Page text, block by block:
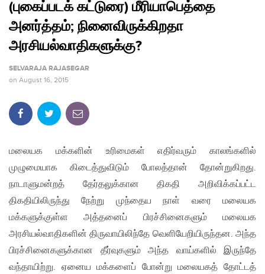
(புகைப்படக் கட்டுரை) மீரியாபெத்தை
அனர்த்தம்; நினைவிருக்கிறதா
அரசியல்வாதிகளுக்கு?
SELVARAJA RAJASEGAR
on August 16, 2015
மலையக மக்களின் உரிமைகள் எதிர்வரும் காலங்களில்
முழுமையாக கிடைத்துவிடும் போலத்தான் தோன்றுகிறது.
நாடாளுமன்றத் தேர்தலுக்கான திகதி அறிவிக்கப்பட்ட
திகதியிலிருந்து நேற்று முந்தைய நாள் வரை மலையக
மக்களுக்குள்ள அத்தனைப் பிரச்சினைகளும் மலையக
அரசியல்வாதிகளின் திருவாயிலிந்தே வெளியேறியிருந்தன. அந்த
பிரச்சினைகளுக்கான தீர்வுகளும் அந்த வாய்களில் இருந்தே
வந்தாயிற்று. ஏனைய மக்களைப் போன்று மலையகத் தோட்டத்